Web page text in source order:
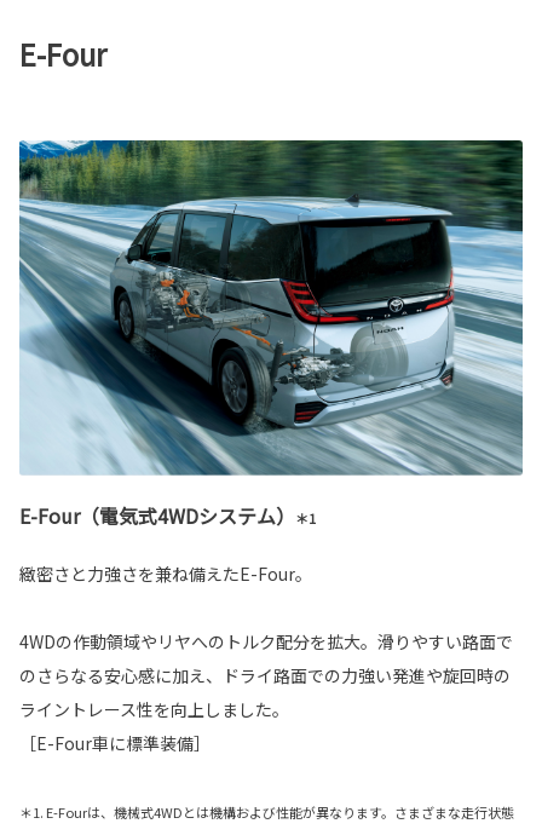
E-Four
E-Four（電気式4WDシステム） ＊1
緻密さと力強さを兼ね備えたE-Four。
4WDの作動領域やリヤへのトルク配分を拡大。滑りやすい路面で
のさらなる安心感に加え、ドライ路面での力強い発進や旋回時の
ライントレース性を向上しました。
［E-Four車に標準装備］
＊1. E-Fourは、機械式4WDとは機構および性能が異なります。さまざまな走行状態